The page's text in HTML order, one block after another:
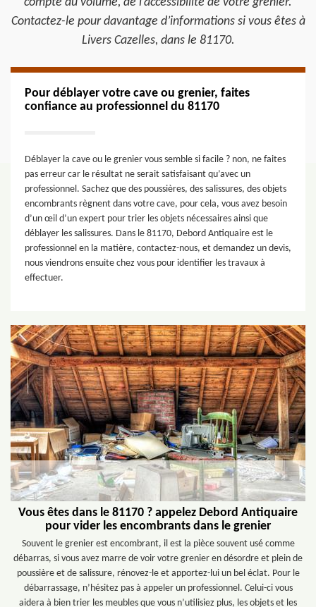
Contactez-le pour davantage d’informations si vous êtes à
Livers Cazelles, dans le 81170.
Pour déblayer votre cave ou grenier, faites
confiance au professionnel du 81170
Déblayer la cave ou le grenier vous semble si facile ? non, ne faites
pas erreur car le résultat ne serait satisfaisant qu’avec un
professionnel. Sachez que des poussières, des salissures, des objets
encombrants règnent dans votre cave, pour cela, vous avez besoin
d’un œil d’un expert pour trier les objets nécessaires ainsi que
déblayer les salissures. Dans le 81170, Debord Antiquaire est le
professionnel en la matière, contactez-nous, et demandez un devis,
nous viendrons ensuite chez vous pour identifier les travaux à
effectuer.
Vous êtes dans le 81170 ? appelez Debord Antiquaire
pour vider les encombrants dans le grenier
Souvent le grenier est encombrant, il est la pièce souvent usé comme
débarras, si vous avez marre de voir votre grenier en désordre et plein de
poussière et de salissure, rénovez-le et apportez-lui un bel éclat. Pour le
débarrassage, n’hésitez pas à appeler un professionnel. Celui-ci vous
aidera à bien trier les meubles que vous n’utilisiez plus, les objets et les